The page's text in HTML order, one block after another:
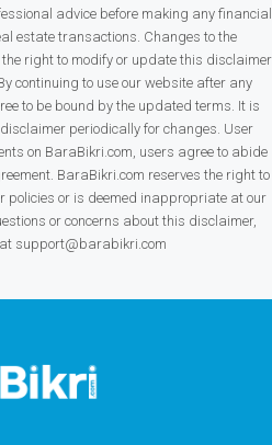
advice before making any financial
estate transactions. Changes to the
right to modify or update this disclaimer
continuing to use our website after any
to be bound by the updated terms. It is
periodically for changes. User
on BaraBikri.com, users agree to abide
BaraBikri.com reserves the right to
policies or is deemed inappropriate at our
or concerns about this disclaimer,
support@barabikri.com